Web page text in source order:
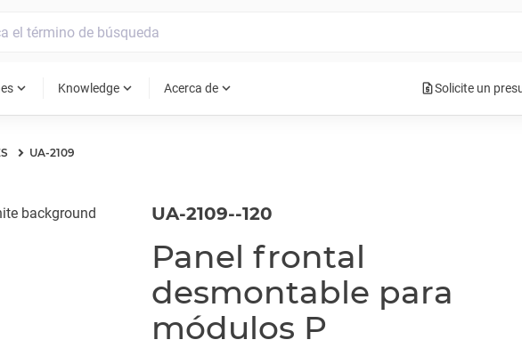
expand_more Knowledge expand_more Acerca de expand_more request_quoteSolicite un
UA-2109
UA-2109--120
Panel frontal
desmontable para
módulos P